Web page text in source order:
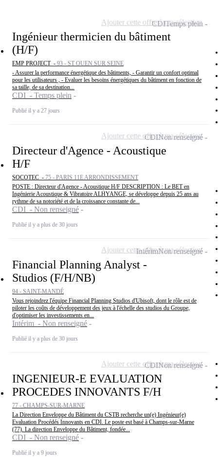
Ingénieur thermicien du bâtiment
(H/F)
EMP PROJECT - 93 - ST OUEN SUR SEINE
- Assurer la performance énergétique des bâtiments, - Garantir un confort optimal
pour les utilisateurs , - Evaluer les besoins énergétiques du bâtiment en fonction de
sa taille, de sa destination...
CDI - Temps plein
Publié il y a 27 jours
CDITemps plein
Ajouter cette offre à ma sélection
Directeur d'Agence - Acoustique
H/F
SOCOTEC - 75 - PARIS 11E ARRONDISSEMENT
POSTE : Directeur d'Agence - Acoustique H/F DESCRIPTION : Le BET en
Ingénierie Acoustique & Vibratoire ALHYANGE, se développe depuis 25 ans au
rythme de sa notoriété et de la croissance constante de...
CDI - Non renseigné
Publié il y a plus de 30 jours
CDINon renseigné
Ajouter cette offre à ma sélection
Financial Planning Analyst -
Studios (F/H/NB)
94 - SAINT-MANDÉ
Vous rejoindrez l'équipe Financial Planning Studios d'Ubisoft, dont le rôle est de
piloter les coûts de développement des jeux à l'échelle des studios du Groupe,
d'optimiser les investissements en...
Intérim - Non renseigné
Publié il y a plus de 30 jours
IntérimNon renseigné
Ajouter cette offre à ma sélection
INGENIEUR-E EVALUATION
PROCEDES INNOVANTS F/H
77 - CHAMPS-SUR-MARNE
La Direction Enveloppe du Bâtiment du CSTB recherche un(e) Ingénieur(e)
Evaluation Procédés Innovants en CDI. Le poste est basé à Champs-sur-Marne
(77). La direction Enveloppe du Bâtiment, fondée...
CDI - Non renseigné
Publié il y a 9 jours
CDINon renseigné
Ajouter cette offre à ma sélection